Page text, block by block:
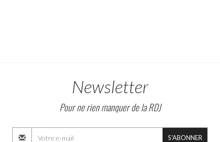
Newsletter
Pour ne rien manquer de la RDJ
S'ABONNER